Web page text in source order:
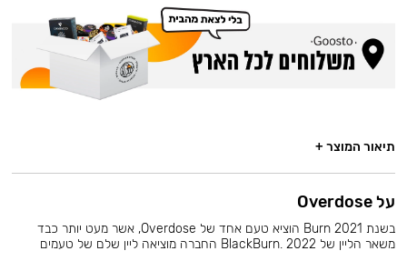
תיאור המוצר +
על Overdose
בשנת 2021 Burn הוציא טעם אחד של Overdose, אשר מעט יותר כבד
משאר הליין של BlackBurn. 2022 החברה מוציאה ליין שלם של טעמים